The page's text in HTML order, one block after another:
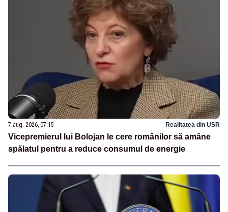
7 aug. 2026, 07:15 Realitatea din USR
Vicepremierul lui Bolojan le cere românilor să amâne
spălatul pentru a reduce consumul de energie